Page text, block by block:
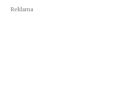
Reklama